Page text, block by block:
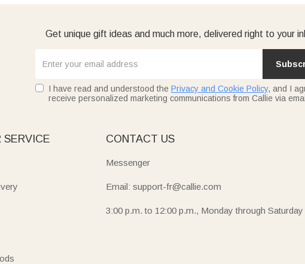
Get unique gift ideas and much more, delivered right to your
I have read and understood the Privacy and Cookie Policy, and I
receive personalized marketing communications from Callie via
SERVICE CONTACT US
Messenger
Email: support-fr@callie.com
3:00 p.m. to 12:00 p.m., Monday through